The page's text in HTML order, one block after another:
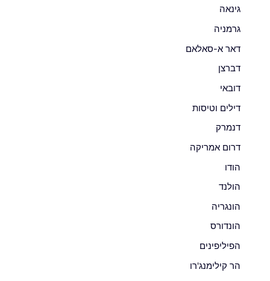
גינאה
גרמניה
דאר א-סאלאם
דברצן
דובאי
דילים וטיסות
דנמרק
דרום אמריקה
הודו
הולנד
הונגריה
הונדורס
הפיליפינים
הר קילימנג'רו